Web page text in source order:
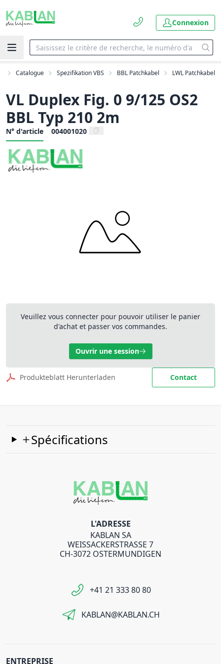
Connexion
Catalogue Spezifikation VBS BBL Patchkabel LWL Patchkabel
VL Duplex Fig. 0 9/125 OS2
BBL Typ 210 2m
N° d'article 004001020
Veuillez vous connecter pour pouvoir utiliser le panier
d'achat et passer vos commandes.
Ouvrir une session
Produkteblatt Herunterladen Contact
Spécifications
L'ADRESSE
KABLAN SA
WEISSACKERSTRASSE 7
CH-3072 OSTERMUNDIGEN
+41 21 333 80 80
KABLAN@KABLAN.CH
ENTREPRISE